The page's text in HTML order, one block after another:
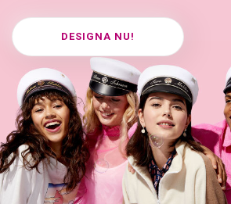
DESIGNA NU!